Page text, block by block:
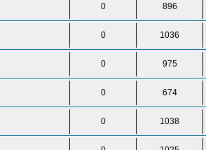
0 896
0 1036
0 975
0 674
0 1038